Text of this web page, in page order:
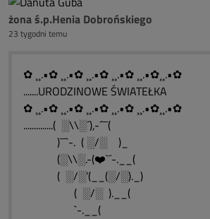
żona ś.p.Henia Dobrońskiego
23 tygodni temu
✿ ¸¸.•✿ ¸¸.•✿ ¸¸.•✿ ¸¸.•✿ ¸¸.•✿¸¸.•✿
.......URODZINOWE ŚWIATEŁKA
✿ ¸¸.•✿ ¸¸.•✿ ¸¸.•✿ ¸¸.•✿ ¸¸.•✿¸¸.•✿
..............( ░\\░´),-´¯¯(
)¯¯`-. ( ░/░ )_
(░\\░.-(❤️`´-.__(
( ░/░’(__(░/░)._)
( ░/░ ).__(
`-.__(